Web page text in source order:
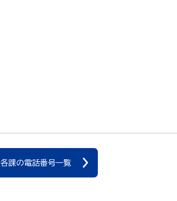
各課の電話番号一覧